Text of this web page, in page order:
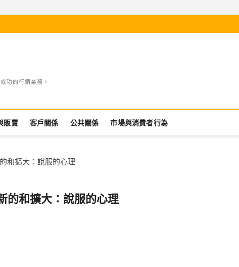
功的行銷業務。
販賣 客戶關係 公共關係 市場與消費者行為
和擴大：說服的心理
的和擴大：說服的心理